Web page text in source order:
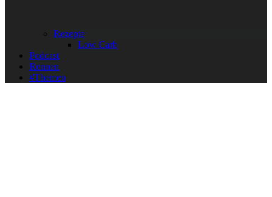
Rezepte
Low Carb
Podcast
Rennen
#Themen